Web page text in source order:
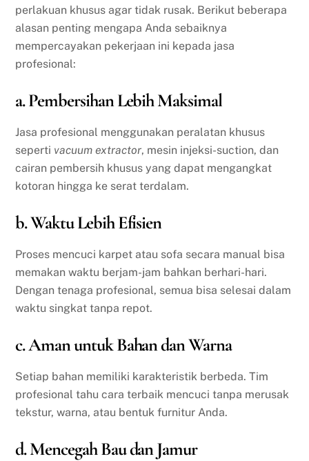
perlakuan khusus agar tidak rusak. Berikut beberapa
alasan penting mengapa Anda sebaiknya
mempercayakan pekerjaan ini kepada jasa
profesional:
a. Pembersihan Lebih Maksimal
Jasa profesional menggunakan peralatan khusus
seperti vacuum extractor, mesin injeksi-suction, dan
cairan pembersih khusus yang dapat mengangkat
kotoran hingga ke serat terdalam.
b. Waktu Lebih Efisien
Proses mencuci karpet atau sofa secara manual bisa
memakan waktu berjam-jam bahkan berhari-hari.
Dengan tenaga profesional, semua bisa selesai dalam
waktu singkat tanpa repot.
c. Aman untuk Bahan dan Warna
Setiap bahan memiliki karakteristik berbeda. Tim
profesional tahu cara terbaik mencuci tanpa merusak
tekstur, warna, atau bentuk furnitur Anda.
d. Mencegah Bau dan Jamur